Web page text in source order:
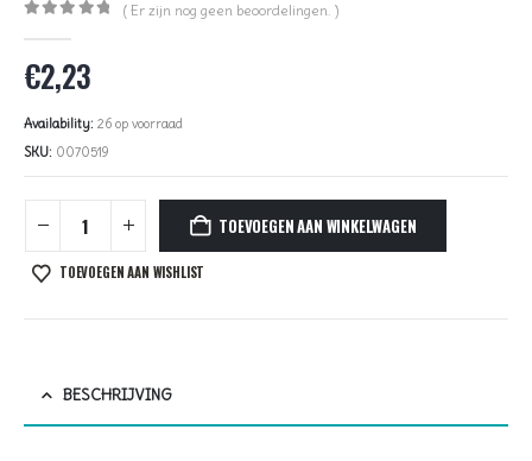
( Er zijn nog geen beoordelingen. )
€2,23
Availability: 26 op voorraad
SKU: 0070519
TOEVOEGEN AAN WINKELWAGEN
TOEVOEGEN AAN WISHLIST
BESCHRIJVING